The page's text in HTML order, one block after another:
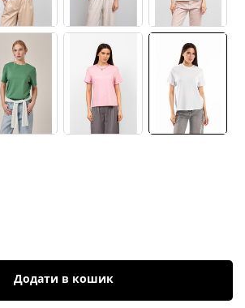
Додати в кошик